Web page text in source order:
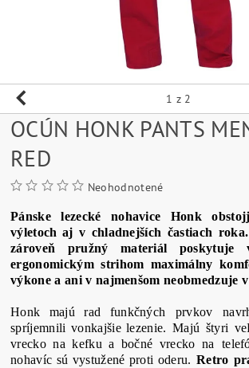
1 z 2
OCÚN HONK PANTS
RED
Neohodnotené
Pánske lezecké nohavice Honk
výletoch aj v chladnejších častiach roka.
zároveň
pružný materiál poskytuje
ergonomickým strihom maximálny
výkone a ani v najmenšom neobmedzuje v
Honk majú rad funkčných prvkov
spríjemnili vonkajšie lezenie. Majú štyri
vrecko na kefku a bočné vrecko na
nohavíc sú vystužené proti oderu. Retro